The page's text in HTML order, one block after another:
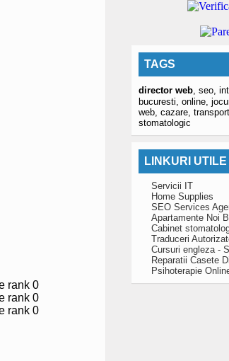
TAGS
director web, seo,
bucuresti, online,
web, cazare,
stomatologic
LINKURI UTILE
Servicii IT
Home Supplies
SEO Services
Apartamente Noi
Cabinet
Traduceri
Cursuri engleza -
Reparatii Casete
Psihoterapie